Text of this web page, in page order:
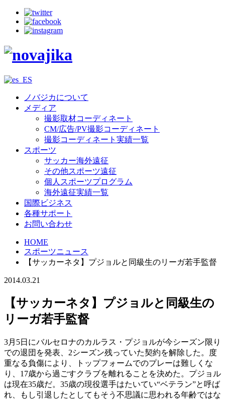
ノバジカについて
メディア
撮影取材コーディネート
CM/広告/PV撮影コーディネート
撮影コーディネート実績一覧
スポーツ
サッカー海外遠征
その他スポーツ遠征
個人スポーツプログラム
海外遠征実績一覧
国際ビジネス
各種サポート
お問い合わせ
HOME
スポーツニュース
【サッカーネタ】プジョルと同級生のリーガ若手監督
2014.03.21
【サッカーネタ】プジョルと同級生の
リーガ若手監督
3月5日にバルセロナのカルラス・プジョルが今シーズン限り
での退団を発表、2シーズン残っていた契約を解除した。度
重なる負傷により、トップフォームでのプレーは難しくな
り、17歳から過ごすクラブを離れることを決めた。プジョル
は現在35歳だ。35歳の現役選手はたいてい“ベテラン”と呼ば
れ、もし引退したとしてもそう不思議に思われる年齢ではな